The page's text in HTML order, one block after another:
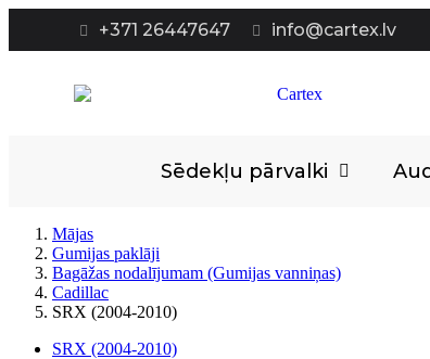
+371 26447647 info@cartex.lv
Sēdekļu pārvalki
Mājas
Gumijas paklāji
Bagāžas nodalījumam (Gumijas vanniņas)
Cadillac
SRX (2004-2010)
SRX (2004-2010)